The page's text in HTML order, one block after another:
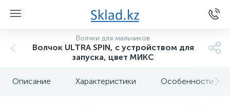
Волчки для мальчиков
Волчок ULTRA SPIN, с устройством для
запуска, цвет МИКС
Описание Характеристики Особенности